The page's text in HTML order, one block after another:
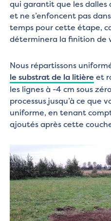
qui garantit que les dalles
et ne s’enfoncent pas
temps pour cette étape,
déterminera la finition de
Nous répartissons
le substrat de la litière et
les lignes à -4 cm sous
processus jusqu’à ce que
uniforme, en tenant
ajoutés après cette